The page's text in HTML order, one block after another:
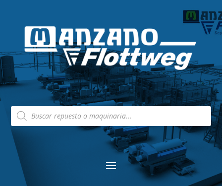
Búsqueda
de
productos